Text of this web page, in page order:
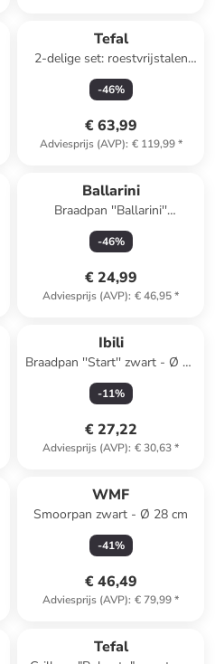
Tefal
2-delige set: roestvrijstalen
sudderpan met deksel "Cook
Smart" - Ø 25 cm
-46%
€ 63,99
Adviesprijs (AVP): € 119,99*
Ballarini
Braadpan ''Ballarini''
grijs/zwart - Ø 24 cm
-46%
€ 24,99
Adviesprijs (AVP): € 46,95*
Ibili
Braadpan ''Start'' zwart - Ø 24
cm
-11%
€ 27,22
Adviesprijs (AVP): € 30,63*
WMF
Smoorpan zwart - Ø 28 cm
-41%
€ 46,49
Adviesprijs (AVP): € 79,99*
Tefal